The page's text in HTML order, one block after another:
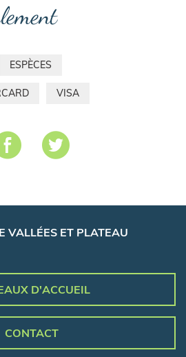
ESPÈCES
VISA
VALLÉES ET PLATEAU
D'ACCUEIL
CONTACT